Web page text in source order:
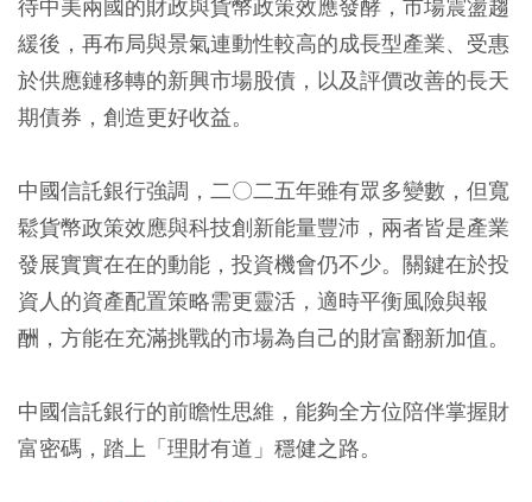
待中美兩國的財政與貨幣政策效應發酵，市場震盪趨
緩後，再布局與景氣連動性較高的成長型產業、受惠
於供應鏈移轉的新興市場股債，以及評價改善的長天
期債券，創造更好收益。
中國信託銀行強調，二〇二五年雖有眾多變數，但寬
鬆貨幣政策效應與科技創新能量豐沛，兩者皆是產業
發展實實在在的動能，投資機會仍不少。關鍵在於投
資人的資產配置策略需更靈活，適時平衡風險與報
酬，方能在充滿挑戰的市場為自己的財富翻新加值。
中國信託銀行的前瞻性思維，能夠全方位陪伴掌握財
富密碼，踏上「理財有道」穩健之路。